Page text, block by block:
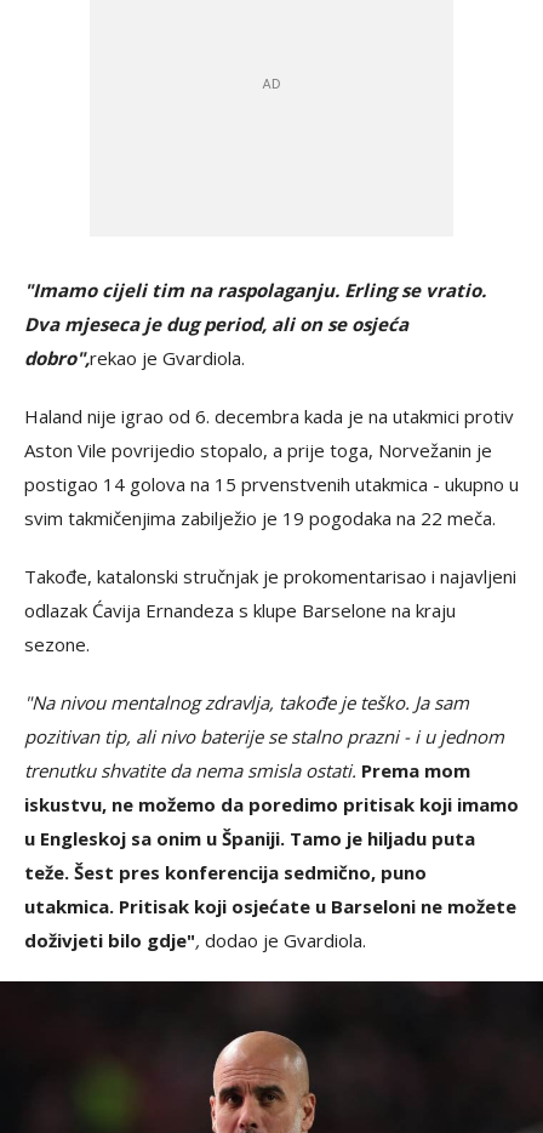
"Imamo cijeli tim na raspolaganju. Erling se vratio.
Dva mjeseca je dug period, ali on se osjeća
dobro",rekao je Gvardiola.
Haland nije igrao od 6. decembra kada je na utakmici protiv
Aston Vile povrijedio stopalo, a prije toga, Norvežanin je
postigao 14 golova na 15 prvenstvenih utakmica - ukupno u
svim takmičenjima zabilježio je 19 pogodaka na 22 meča.
Takođe, katalonski stručnjak je prokomentarisao i najavljeni
odlazak Ćavija Ernandeza s klupe Barselone na kraju
sezone.
"Na nivou mentalnog zdravlja, takođe je teško. Ja sam
pozitivan tip, ali nivo baterije se stalno prazni - i u jednom
trenutku shvatite da nema smisla ostati. Prema mom
iskustvu, ne možemo da poredimo pritisak koji imamo
u Engleskoj sa onim u Španiji. Tamo je hiljadu puta
teže. Šest pres konferencija sedmično, puno
utakmica. Pritisak koji osjećate u Barseloni ne možete
doživjeti bilo gdje", dodao je Gvardiola.